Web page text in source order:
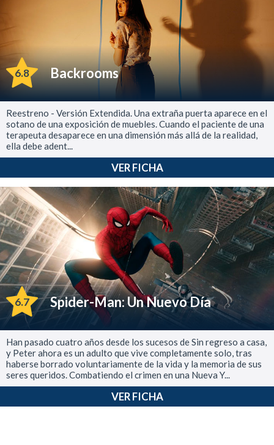
6.8 Backrooms
Reestreno - Versión Extendida. Una extraña puerta aparece en el
sotano de una exposición de muebles. Cuando el paciente de una
terapeuta desaparece en una dimensión más allá de la realidad,
ella debe adent...
VER FICHA
6.7 Spider-Man: Un Nuevo Día
Han pasado cuatro años desde los sucesos de Sin regreso a casa,
y Peter ahora es un adulto que vive completamente solo, tras
haberse borrado voluntariamente de la vida y la memoria de sus
seres queridos. Combatiendo el crimen en una Nueva Y...
VER FICHA